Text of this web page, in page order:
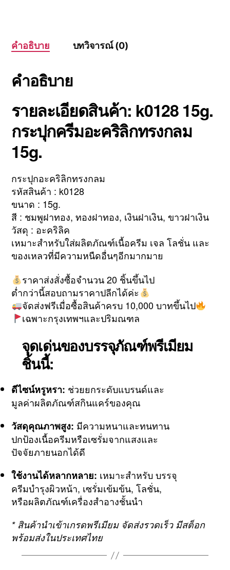
คำอธิบาย บทวิจารณ์ (0)
คำอธิบาย
รายละเอียดสินค้า: k0128 15g.
กระปุกครีมอะคริลิกทรงกลม
15g.
กระปุกอะคริลิกทรงกลม
รหัสสินค้า : k0128
ขนาด : 15g.
สี : ชมพูฝาทอง, ทองฝาทอง, เงินฝาเงิน, ขาวฝาเงิน
วัสดุ : อะคริลิค
เหมาะสำหรับใส่ผลิตภัณฑ์เนื้อครีม เจล โลชั่น และ
ของเหลวที่มีความหนืดอื่นๆอีกมากมาย
ราคาส่งสั่งซื้อจำนวน 20 ชิ้นขึ้นไป
ต่ำกว่านี้สอบถามราคาปลีกได้ค่ะ
จัดส่งฟรีเมื่อซื้อสินค้าครบ 10,000 บาทขึ้นไป
เฉพาะกรุงเทพฯและปริมณฑล
จุดเด่นของบรรจุภัณฑ์พรีเมียม
ชิ้นนี้:
ดีไซน์หรูหรา: ช่วยยกระดับแบรนด์และ
มูลค่าผลิตภัณฑ์สกินแคร์ของคุณ
วัสดุคุณภาพสูง: มีความหนาและทนทาน
ปกป้องเนื้อครีมหรือเซรั่มจากแสงและ
ปัจจัยภายนอกได้ดี
ใช้งานได้หลากหลาย: เหมาะสำหรับ บรรจุ
ครีมบำรุงผิวหน้า, เซรั่มเข้มข้น, โลชั่น,
หรือผลิตภัณฑ์เครื่องสำอางชั้นนำ
* สินค้านำเข้าเกรดพรีเมียม จัดส่งรวดเร็ว มีสต็อก
พร้อมส่งในประเทศไทย